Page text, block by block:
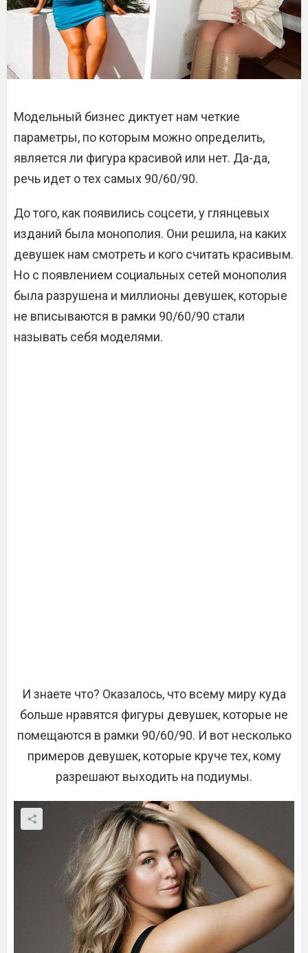
Модельный бизнес диктует нам четкие
параметры, по которым можно определить,
является ли фигура красивой или нет. Да-да,
речь идет о тех самых 90/60/90.
До того, как появились соцсети, у глянцевых
изданий была монополия. Они решила, на каких
девушек нам смотреть и кого считать красивым.
Но с появлением социальных сетей монополия
была разрушена и миллионы девушек, которые
не вписываются в рамки 90/60/90 стали
называть себя моделями.
И знаете что? Оказалось, что всему миру куда
больше нравятся фигуры девушек, которые не
помещаются в рамки 90/60/90. И вот несколько
примеров девушек, которые круче тех, кому
разрешают выходить на подиумы.